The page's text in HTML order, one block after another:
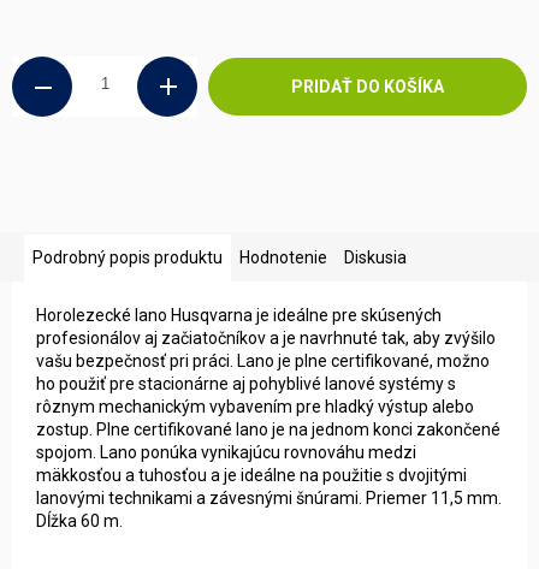
PRIDAŤ DO KOŠÍKA
Podrobný popis produktu Hodnotenie Diskusia
Horolezecké lano Husqvarna je ideálne pre skúsených
profesionálov aj začiatočníkov a je navrhnuté tak, aby zvýšilo
vašu bezpečnosť pri práci. Lano je plne certifikované, možno
ho použiť pre stacionárne aj pohyblivé lanové systémy s
rôznym mechanickým vybavením pre hladký výstup alebo
zostup. Plne certifikované lano je na jednom konci zakončené
spojom. Lano ponúka vynikajúcu rovnováhu medzi
mäkkosťou a tuhosťou a je ideálne na použitie s dvojitými
lanovými technikami a závesnými šnúrami. Priemer 11,5 mm.
Dĺžka 60 m.